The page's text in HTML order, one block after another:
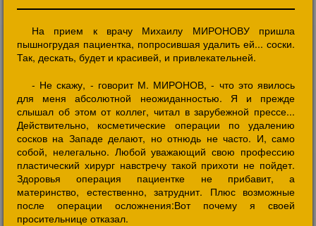
На прием к врачу Михаилу МИРОНОВУ пришла
пышногрудая пациентка, попросившая удалить ей... соски.
Так, дескать, будет и красивей, и привлекательней.
- Не скажу, - говорит М. МИРОНОВ, - что это явилось
для меня абсолютной неожиданностью. Я и прежде
слышал об этом от коллег, читал в зарубежной прессе...
Действительно, косметические операции по удалению
сосков на Западе делают, но отнюдь не часто. И, само
собой, нелегально. Любой уважающий свою профессию
пластический хирург навстречу такой прихоти не пойдет.
Здоровья операция пациентке не прибавит, а
материнство, естественно, затруднит. Плюс возможные
после операции осложнения:Вот почему я своей
просительнице отказал.